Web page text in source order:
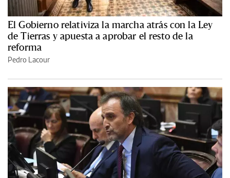
El Gobierno relativiza la marcha atrás con la Ley
de Tierras y apuesta a aprobar el resto de la
reforma
Pedro Lacour